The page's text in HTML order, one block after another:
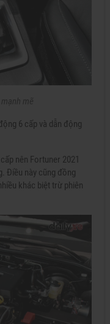
6 cấp và dẫn động
nên Fortuner 2021
Điều này cũng đồng
khác biệt trừ phiên